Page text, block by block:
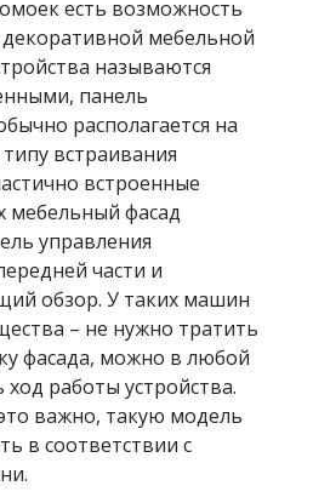
есть возможность
мебельной
называются
панель
располагается на
встраивания
встроенные
мебельный фасад
управления
части и
обзор. У таких машин
– не нужно тратить
фасада, можно в любой
работы устройства.
важно, такую ​​модель
в соответствии с